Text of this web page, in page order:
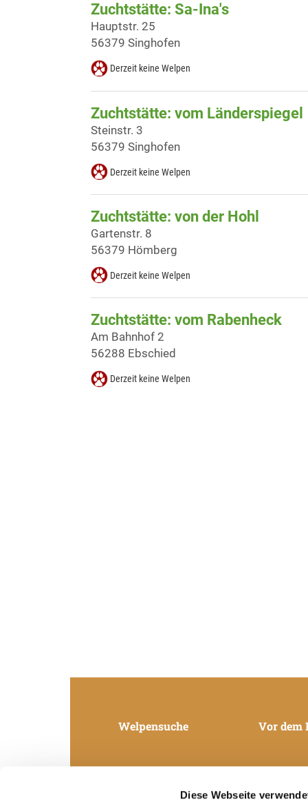
Diese Webseite
Zuchtstätte: Sa-Ina's
Hauptstr. 25
56379 Singhofen
Derzeit keine Welpen
Zuchtstätte: vom Länderspiegel
Steinstr. 3
56379 Singhofen
Derzeit keine Welpen
Zuchtstätte: von der Hohl
Gartenstr. 8
56379 Hömberg
Derzeit keine Welpen
Zuchtstätte: vom Rabenheck
Am Bahnhof 2
56288 Ebschied
Derzeit keine Welpen
Welpensuche Vor dem